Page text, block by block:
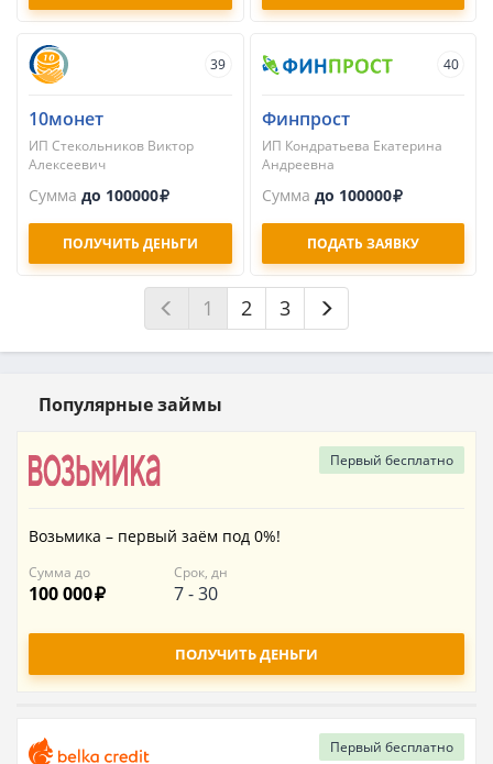
39
10монет
ИП Стекольников Виктор
Алексеевич
Сумма до 100000
ПОЛУЧИТЬ ДЕНЬГИ
40
Финпрост
ИП Кондратьева Екатерина
Андреевна
Сумма до 100000
ПОДАТЬ ЗАЯВКУ
1 2 3
Популярные займы
Возьмика – первый заём под 0%!
Сумма до
100 000
Срок, дн
7-30
Первый бесплатно
ПОЛУЧИТЬ ДЕНЬГИ
Первый бесплатно